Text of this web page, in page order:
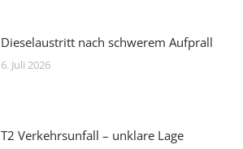
Dieselaustritt nach schwerem Aufprall
6. Juli 2026
T2 Verkehrsunfall – unklare Lage